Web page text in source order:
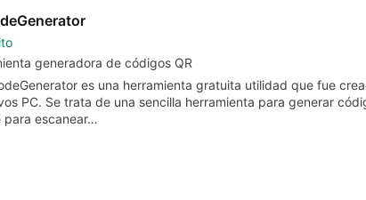
generadora de códigos QR
es una herramienta gratuita utilidad que fue
PC. Se trata de una sencilla herramienta para generar
para escanear…